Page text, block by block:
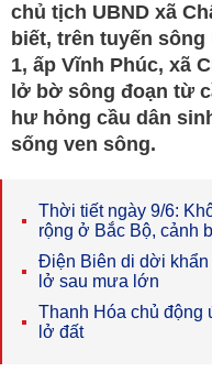
chủ tịch UBND xã
biết, trên tuyến sông
1, ấp Vĩnh Phúc, xã
lở bờ sông đoạn từ
hư hỏng cầu dân
sống ven sông.
Thời tiết ngày 9/6:
rộng ở Bắc Bộ, cảnh
Điện Biên di dời khẩn
lở sau mưa lớn
Thanh Hóa chủ động
lở đất